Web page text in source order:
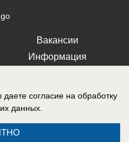
Вакансии
Информация
17 августа 2018 г.
согласие на обработку
данных.